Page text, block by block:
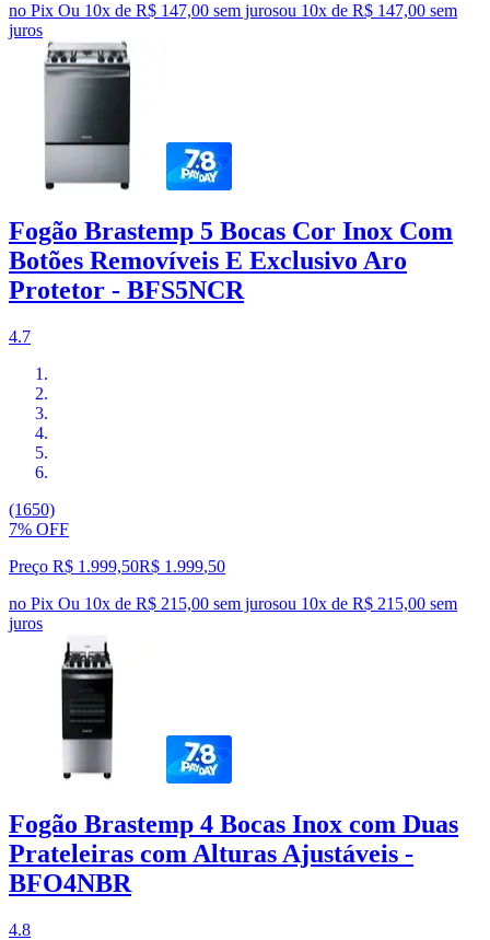
no Pix Ou 10x de R$ 147,00 sem jurosou 10x de R$ 147,00 sem
juros
Fogão Brastemp 5 Bocas Cor Inox Com
Botões Removíveis E Exclusivo Aro
Protetor - BFS5NCR
4.7
(1650)
7% OFF
Preço R$ 1.999,50R$ 1.999,50
no Pix Ou 10x de R$ 215,00 sem jurosou 10x de R$ 215,00 sem
juros
Fogão Brastemp 4 Bocas Inox com Duas
Prateleiras com Alturas Ajustáveis -
BFO4NBR
4.8